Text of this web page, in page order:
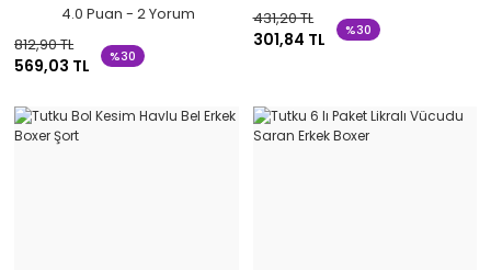
4.0 Puan - 2 Yorum
812,90 TL
569,03 TL %30
431,20 TL
301,84 TL %30